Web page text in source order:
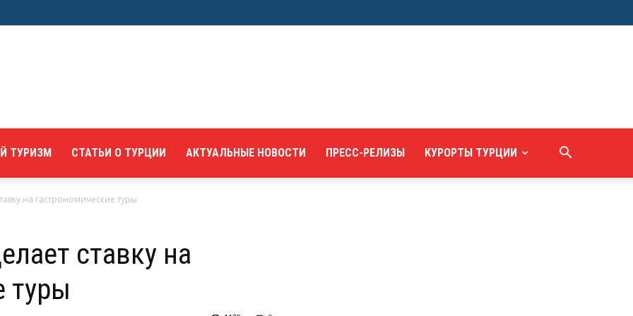
ТУРИЗМ СТАТЬИ О ТУРЦИИ АКТУАЛЬНЫЕ НОВОСТИ ПРЕСС-РЕЛИЗЫ КУРОРТЫ ТУРЦИИ
на гастрономические туры
ставку на
туры